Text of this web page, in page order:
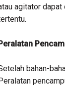
agitator dapat
Peralatan
bahan-
Peralatan